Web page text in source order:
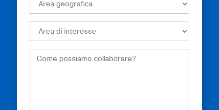
How
Can